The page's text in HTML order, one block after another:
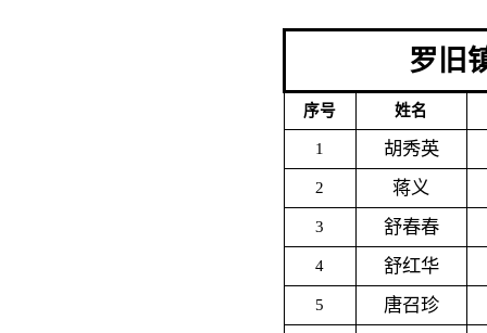
罗旧
序号 姓名
1 胡秀英
2 蒋义
3 舒春春
4 舒红华
5 唐召珍